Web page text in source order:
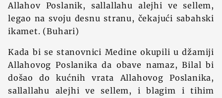
Allahov Poslanik, sallallahu alejhi ve sellem,
legao na svoju desnu stranu, čekajući sabahski
ikamet. (Buhari)
Kada bi se stanovnici Medine okupili u džamiji
Allahovog Poslanika da obave namaz, Bilal bi
došao do kućnih vrata Allahovog Poslanika,
sallallahu alejhi ve sellem, i blagim i tihim